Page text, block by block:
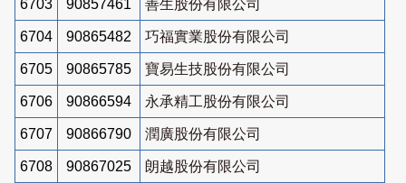
6703 90857461 善生股份有限公司
6704 90865482 巧福實業股份有限公司
6705 90865785 寶易生技股份有限公司
6706 90866594 永承精工股份有限公司
6707 90866790 潤廣股份有限公司
6708 90867025 朗越股份有限公司